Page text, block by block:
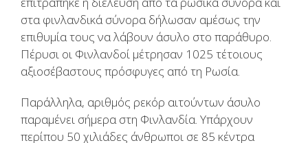
στα φινλανδικά σύνορα δήλωσαν αμέσως την
επιθυμία τους να λάβουν άσυλο στο παράθυρο.
Πέρυσι οι Φινλανδοί μέτρησαν 1025 τέτοιους
αξιοσέβαστους πρόσφυγες από τη Ρωσία.
Παράλληλα, αριθμός ρεκόρ αιτούντων άσυλο
παραμένει σήμερα στη Φινλανδία. Υπάρχουν
περίπου 50 χιλιάδες άνθρωποι σε 85 κέντρα